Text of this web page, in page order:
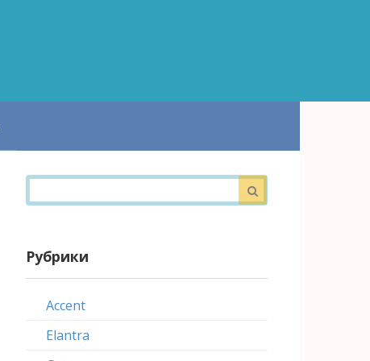
Поиск:
Рубрики
Accent
Elantra